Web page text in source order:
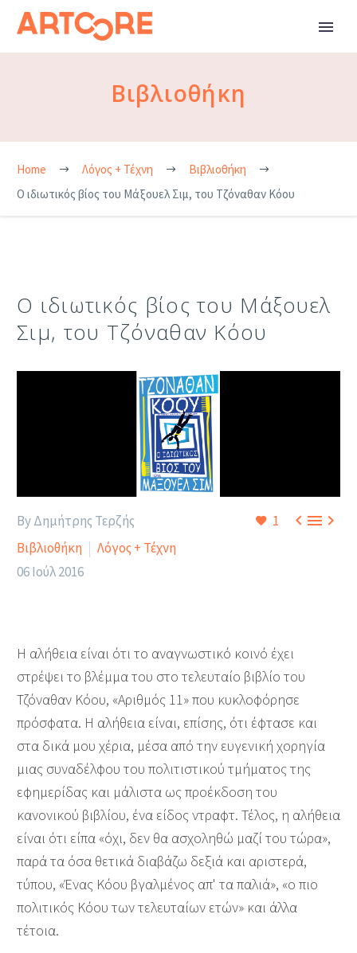
Βιβλιοθήκη
Home Λόγος + Τέχνη
Βιβλιοθήκη
Ο ιδιωτικός βίος του Μάξουελ Σιμ, του Τζόναθαν Κόου
Ο ιδιωτικός βίος του Μάξουελ
Σιμ, του Τζόναθαν Κόου
1 
By Δημήτρης Τερζής
Βιβλιοθήκη
Λόγος + Τέχνη
06 Ιούλ 2016
Η αλήθεια είναι ότι το αναγνωστικό κοινό έχει
στρέψει το βλέμμα του στο τελευταίο βιβλίο του
Τζόναθαν Κόου, «Αριθμός 11» που κυκλοφόρησε
πρόσφατα. Η αλήθεια είναι, επίσης, ότι έφτασε και
στα δικά μου χέρια, μέσα από την ευγενική χορηγία
μιας συναδέλφου του πολιτιστικού τμήματος της
εφημερίδας και μάλιστα ως προέκδοση του
κανονικού βιβλίου, ένα είδος ντραφτ. Τέλος, η αλήθεια
είναι ότι είπα «όχι, δεν θα ασχοληθώ μαζί του τώρα»,
παρά τα όσα θετικά διαβάζω δεξιά και αριστερά,
τύπου, «Ένας Κόου βγαλμένος απ' τα παλιά», «ο πιο
πολιτικός Κόου των τελευταίων ετών» και άλλα
τέτοια.